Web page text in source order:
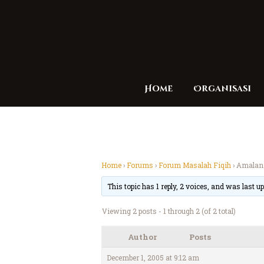
Home Organisasi
Home›Forums ›Forum Masalah Fiqih ›
This topic has 1 reply, 2 voices, and was last
Viewing 2 posts - 1 through 2 (of 2 total)
Author Posts
December 1, 2005 at 9:12 am